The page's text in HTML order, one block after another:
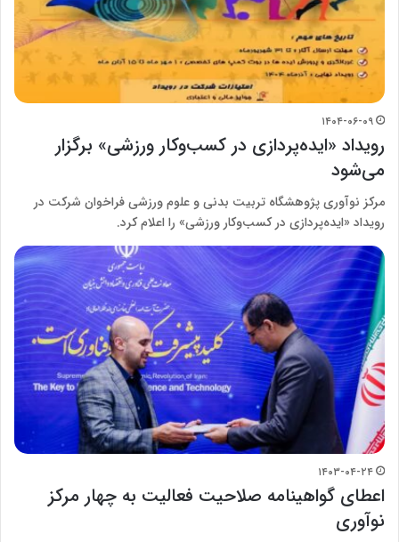
۱۴۰۴-۰۶-۰۹
رویداد «ایده‌پردازی در کسب‌وکار ورزشی» برگزار
می‌شود
مرکز نوآوری پژوهشگاه تربیت بدنی و علوم ورزشی فراخوان شرکت در
رویداد «ایده‌پردازی در کسب‌وکار ورزشی» را اعلام کرد.
۱۴۰۳-۰۴-۲۴
اعطای گواهینامه صلاحیت فعالیت به چهار مرکز
نوآوری